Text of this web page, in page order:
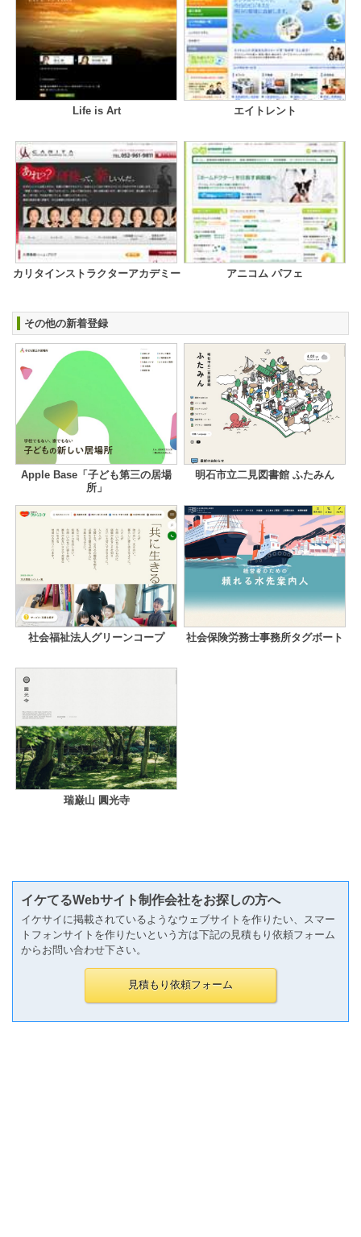
Life is Art エイトレント
カリタインストラクターアカデミー アニコム パフェ
その他の新着登録
Apple Base「子ども第三の居場
所」
明石市立二見図書館 ふたみん
社会福祉法人グリーンコープ 社会保険労務士事務所タグボート
瑞巌山 圓光寺
イケてるWebサイト制作会社をお探しの方へ
イケサイに掲載されているようなウェブサイトを作りたい、スマー
トフォンサイトを作りたいという方は下記の見積もり依頼フォーム
からお問い合わせ下さい。